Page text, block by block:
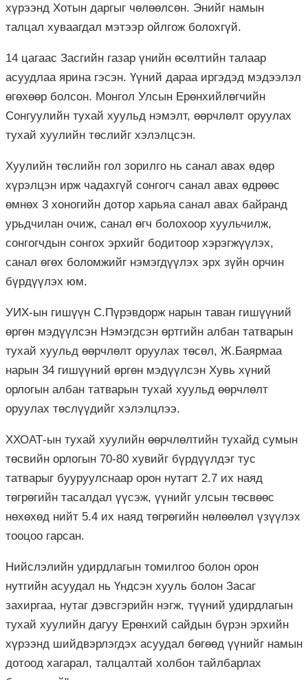
хүрээнд Хотын даргыг чөлөөлсөн. Энийг намын
талцал хуваагдал мэтээр ойлгож болохгүй.
14 цагаас Засгийн газар үнийн өсөлтийн талаар
асуудлаа ярина гэсэн. Үүний дараа иргэдэд мэдээлэл
өгөхөөр болсон. Монгол Улсын Ерөнхийлөгчийн
Сонгуулийн тухай хуульд нэмэлт, өөрчлөлт оруулах
тухай хуулийн төслийг хэлэлцсэн.
Хуулийн төслийн гол зорилго нь санал авах өдөр
хүрэлцэн ирж чадахгүй сонгогч санал авах өдрөөс
өмнөх 3 хоногийн дотор харьяа санал авах байранд
урьдчилан очиж, санал өгч болохоор хуульчилж,
сонгогчдын сонгох эрхийг бодитоор хэрэгжүүлэх,
санал өгөх боломжийг нэмэгдүүлэх эрх зүйн орчин
бүрдүүлэх юм.
УИХ-ын гишүүн С.Пүрэвдорж нарын таван гишүүний
өргөн мэдүүлсэн Нэмэгдсэн өртгийн албан татварын
тухай хуульд өөрчлөлт оруулах төсөл, Ж.Баярмаа
нарын 34 гишүүний өргөн мэдүүлсэн Хувь хүний
орлогын албан татварын тухай хуульд өөрчлөлт
оруулах төслүүдийг хэлэлцлээ.
ХХОАТ-ын тухай хуулийн өөрчлөлтийн тухайд сумын
төсвийн орлогын 70-80 хувийг бүрдүүлдэг тус
татварыг бууруулснаар орон нутагт 2.7 их наяд
төгрөгийн тасалдал үүсэж, үүнийг улсын төсвөөс
нөхөхөд нийт 5.4 их наяд төгрөгийн нөлөөлөл үзүүлэх
тооцоо гарсан.
Нийслэлийн удирдлагын томилгоо болон орон
нутгийн асуудал нь Үндсэн хууль болон Засаг
захиргаа, нутаг дэвсгэрийн нэгж, түүний удирдлагын
тухай хуулийн дагуу Ерөнхий сайдын бүрэн эрхийн
хүрээнд шийдвэрлэгдэх асуудал бөгөөд үүнийг намын
дотоод хагарал, талцалтай холбон тайлбарлах